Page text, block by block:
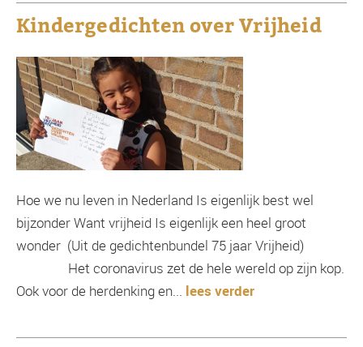
Kindergedichten over Vrijheid
Hoe we nu leven in Nederland Is eigenlijk best wel
bijzonder Want vrijheid Is eigenlijk een heel groot
wonder (Uit de gedichtenbundel 75 jaar Vrijheid)
Het coronavirus zet de hele wereld op zijn kop.
Ook voor de herdenking en... lees verder